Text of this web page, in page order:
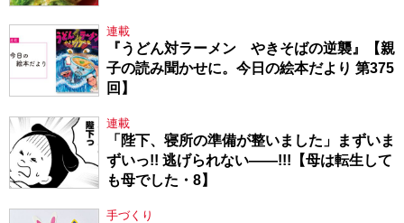
連載
『うどん対ラーメン やきそばの逆襲』【親
子の読み聞かせに。今日の絵本だより 第375
回】
連載
「陛下、寝所の準備が整いました」まずいま
ずいっ!! 逃げられない――!!!【母は転生して
も母でした・8】
手づくり